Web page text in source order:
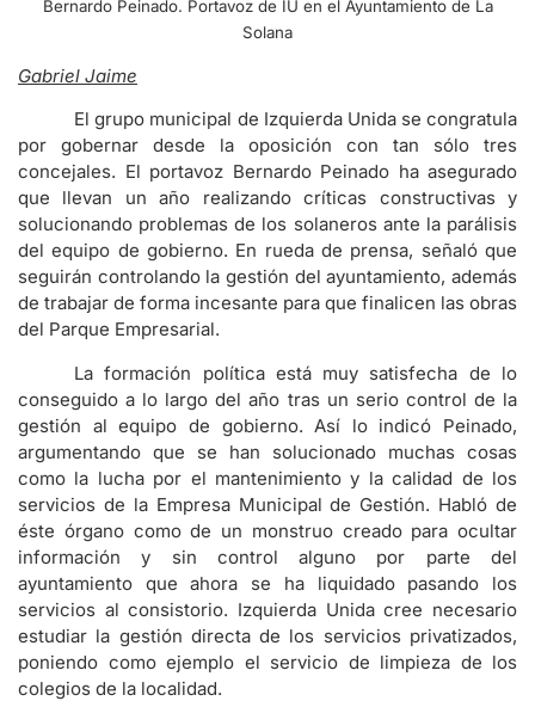
Bernardo Peinado. Portavoz de IU en el Ayuntamiento de La
Solana
Gabriel Jaime
El grupo municipal de Izquierda Unida se congratula
por gobernar desde la oposición con tan sólo tres
concejales. El portavoz Bernardo Peinado ha asegurado
que llevan un año realizando críticas constructivas y
solucionando problemas de los solaneros ante la parálisis
del equipo de gobierno. En rueda de prensa, señaló que
seguirán controlando la gestión del ayuntamiento, además
de trabajar de forma incesante para que finalicen las obras
del Parque Empresarial.
La formación política está muy satisfecha de lo
conseguido a lo largo del año tras un serio control de la
gestión al equipo de gobierno. Así lo indicó Peinado,
argumentando que se han solucionado muchas cosas
como la lucha por el mantenimiento y la calidad de los
servicios de la Empresa Municipal de Gestión. Habló de
éste órgano como de un monstruo creado para ocultar
información y sin control alguno por parte del
ayuntamiento que ahora se ha liquidado pasando los
servicios al consistorio. Izquierda Unida cree necesario
estudiar la gestión directa de los servicios privatizados,
poniendo como ejemplo el servicio de limpieza de los
colegios de la localidad.